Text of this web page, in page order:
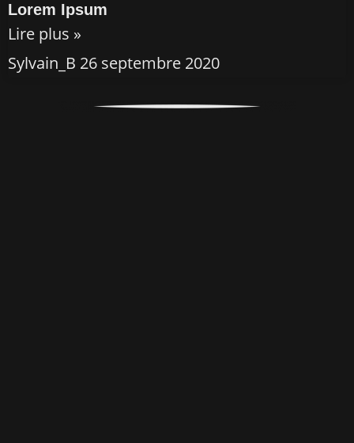
Lorem Ipsum
Lire plus »
Sylvain_B 26 septembre 2020